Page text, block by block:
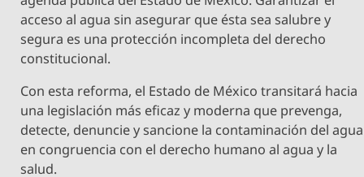
acceso al agua sin asegurar que ésta sea salubre y
segura es una protección incompleta del derecho
constitucional.
Con esta reforma, el Estado de México transitará hacia
una legislación más eficaz y moderna que prevenga,
detecte, denuncie y sancione la contaminación del agua
en congruencia con el derecho humano al agua y la
salud.